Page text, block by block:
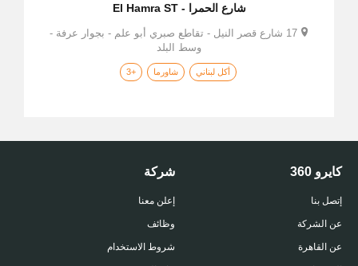
شارع الحمرا - El Hamra ST
17 شارع قصر النيل - تقاطع صبري أبو علم - بجوار عرفة -
وسط البلد
أكل لبناني شاورما +3
كايرو 360
إتصل بنا
عن الشركة
عن القاهرة
شركة
إعلن معنا
وظائف
شروط الاستخدام